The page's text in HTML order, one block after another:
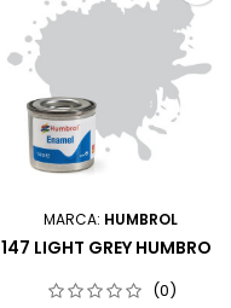
MARCA: HUMBROL
147 LIGHT GREY HUMBROL
(0)